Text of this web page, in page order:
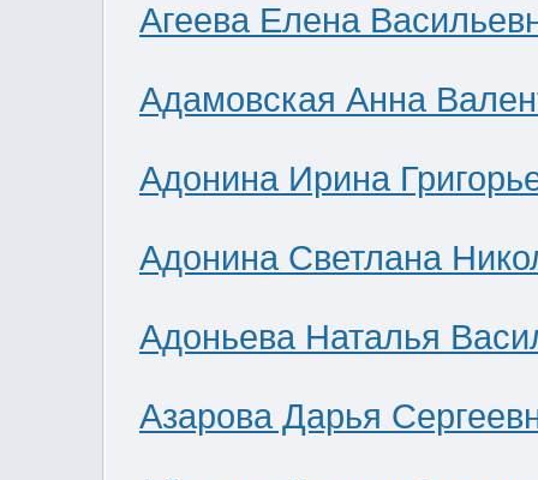
Агеева Елена
Адамовская Анна
Адонина Ирина
Адонина Светлана
Адоньева Наталья
Азарова Дарья